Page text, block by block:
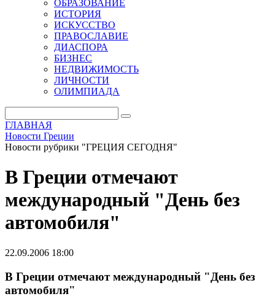
ОБРАЗОВАНИЕ
ИСТОРИЯ
ИСКУССТВО
ПРАВОСЛАВИЕ
ДИАСПОРА
БИЗНЕС
НЕДВИЖИМОСТЬ
ЛИЧНОСТИ
ОЛИМПИАДА
ГЛАВНАЯ
Новости Греции
Новости рубрики "ГРЕЦИЯ СЕГОДНЯ"
В Греции отмечают
международный "День без
автомобиля"
22.09.2006 18:00
В Греции отмечают международный "День без
автомобиля"